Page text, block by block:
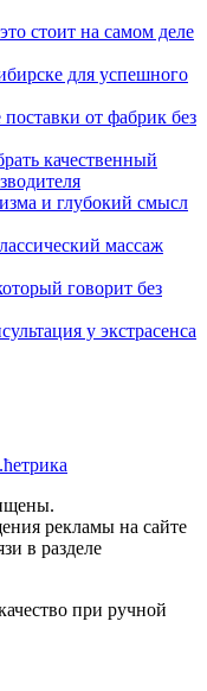
стоит на самом деле
для успешного
от фабрик без
качественный
и глубокий смысл
массаж
говорит без
у экстрасенса
рекламы на сайте
в разделе
при ручной